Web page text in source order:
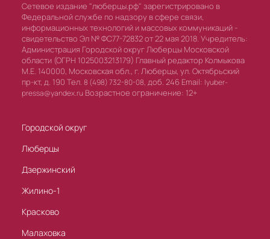
Сетевое издание "люберцы.рф" зарегистрировано в
Федеральной службе по надзору в сфере связи,
информационных технологий и массовых коммуникаций -
свидетельство Эл № ФС77-72832 от 22 мая 2018. Учредитель:
Администрация Городской округ Люберцы Московской
области (ОГРН 1025003213179) Главный редактор Колмыкова
М.Е. 140000, Московская обл., г. Люберцы, ул. Октябрьский
пр-кт, д. 190 Тел. 8 (498) 732-80-08, доб. 246 Email: lyuber-
pressa@yandex.ru Возрастное ограничение: 12+
Городской округ
Люберцы
Дзержинский
Жилино-1
Красково
Малаховка